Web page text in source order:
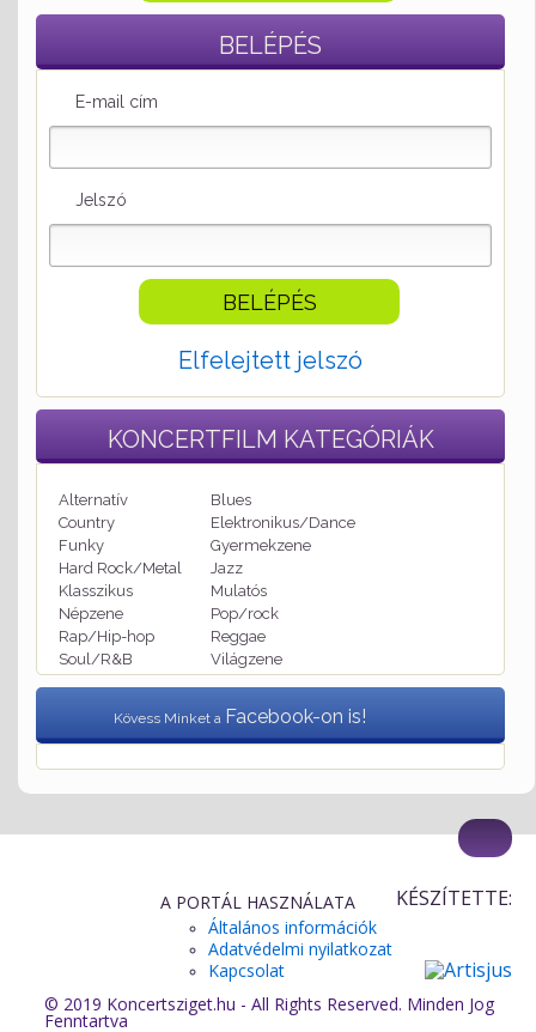
BELÉPÉS
E-mail cím
Jelszó
Elfelejtett jelszó
KONCERTFILM KATEGÓRIÁK
Alternatív
Blues
Country
Elektronikus/Dance
Funky
Gyermekzene
Hard Rock/Metal
Jazz
Klasszikus
Mulatós
Népzene
Pop/rock
Rap/Hip-hop
Reggae
Soul/R&B
Világzene
Kövess Minket a Facebook-on is!
© 2019 Koncertsziget.hu - All Rights Reserved. Minden Jog
Fenntartva
A PORTÁL HASZNÁLATA
Általános információk
Adatvédelmi nyilatkozat
Kapcsolat
KÉSZÍTETTE: